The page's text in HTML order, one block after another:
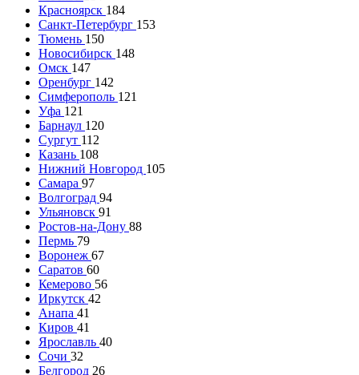
Красноярск 184
Санкт-Петербург 153
Тюмень 150
Новосибирск 148
Омск 147
Оренбург 142
Симферополь 121
Уфа 121
Барнаул 120
Сургут 112
Казань 108
Нижний Новгород 105
Самара 97
Волгоград 94
Ульяновск 91
Ростов-на-Дону 88
Пермь 79
Воронеж 67
Саратов 60
Кемерово 56
Иркутск 42
Анапа 41
Киров 41
Ярославль 40
Сочи 32
Белгород 26